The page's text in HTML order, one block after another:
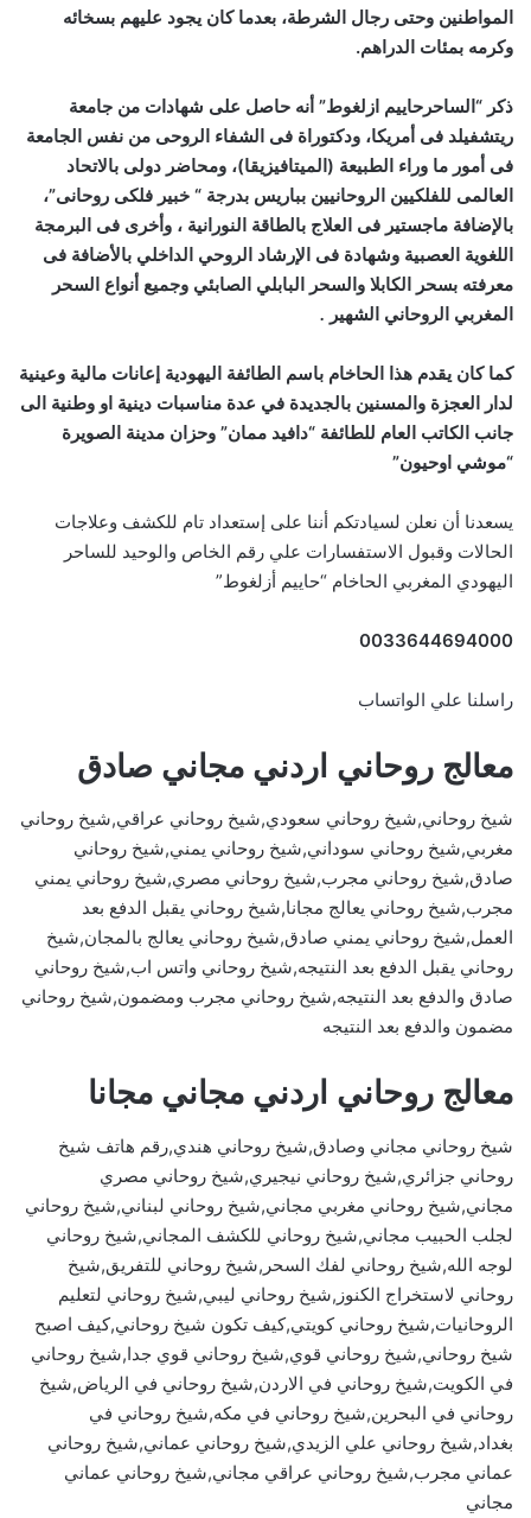
المواطنين وحتى رجال الشرطة، بعدما كان يجود عليهم بسخائه
وكرمه بمئات الدراهم.
ذكر “الساحرحاييم ازلغوط” أنه حاصل على شهادات من جامعة
ريتشفيلد فى أمريكا، ودكتوراة فى الشفاء الروحى من نفس الجامعة
فى أمور ما وراء الطبيعة (الميتافيزيقا)، ومحاضر دولى بالاتحاد
العالمى للفلكيين الروحانيين بباريس بدرجة “ خبير فلكى روحانى”،
بالإضافة ماجستير فى العلاج بالطاقة النورانية ، وأخرى فى البرمجة
اللغوية العصبية وشهادة فى الإرشاد الروحي الداخلي بالأضافة فى
معرفته بسحر الكابلا والسحر البابلي الصابئي وجميع أنواع السحر
المغربي الروحاني الشهير .
كما كان يقدم هذا الحاخام باسم الطائفة اليهودية إعانات مالية وعينية
لدار العجزة والمسنين بالجديدة في عدة مناسبات دينية او وطنية الى
جانب الكاتب العام للطائفة “دافيد ممان” وحزان مدينة الصويرة
“موشي اوحيون”
يسعدنا أن نعلن لسيادتكم أننا على إستعداد تام للكشف وعلاجات
الحالات وقبول الاستفسارات علي رقم الخاص والوحيد للساحر
اليهودي المغربي الحاخام “حاييم أزلغوط”
0033644694000
راسلنا علي الواتساب
معالج روحاني اردني مجاني صادق
شيخ روحاني,شيخ روحاني سعودي,شيخ روحاني عراقي,شيخ روحاني
مغربي,شيخ روحاني سوداني,شيخ روحاني يمني,شيخ روحاني
صادق,شيخ روحاني مجرب,شيخ روحاني مصري,شيخ روحاني يمني
مجرب,شيخ روحاني يعالج مجانا,شيخ روحاني يقبل الدفع بعد
العمل,شيخ روحاني يمني صادق,شيخ روحاني يعالج بالمجان,شيخ
روحاني يقبل الدفع بعد النتيجه,شيخ روحاني واتس اب,شيخ روحاني
صادق والدفع بعد النتيجه,شيخ روحاني مجرب ومضمون,شيخ روحاني
مضمون والدفع بعد النتيجه
معالج روحاني اردني مجاني مجانا
شيخ روحاني مجاني وصادق,شيخ روحاني هندي,رقم هاتف شيخ
روحاني جزائري,شيخ روحاني نيجيري,شيخ روحاني مصري
مجاني,شيخ روحاني مغربي مجاني,شيخ روحاني لبناني,شيخ روحاني
لجلب الحبيب مجاني,شيخ روحاني للكشف المجاني,شيخ روحاني
لوجه الله,شيخ روحاني لفك السحر,شيخ روحاني للتفريق,شيخ
روحاني لاستخراج الكنوز,شيخ روحاني ليبي,شيخ روحاني لتعليم
الروحانيات,شيخ روحاني كويتي,كيف تكون شيخ روحاني,كيف اصبح
شيخ روحاني,شيخ روحاني قوي,شيخ روحاني قوي جدا,شيخ روحاني
في الكويت,شيخ روحاني في الاردن,شيخ روحاني في الرياض,شيخ
روحاني في البحرين,شيخ روحاني في مكه,شيخ روحاني في
بغداد,شيخ روحاني علي الزيدي,شيخ روحاني عماني,شيخ روحاني
عماني مجرب,شيخ روحاني عراقي مجاني,شيخ روحاني عماني
مجاني